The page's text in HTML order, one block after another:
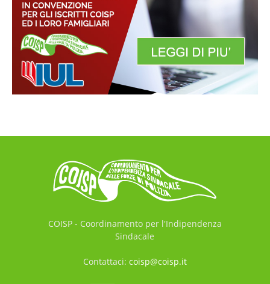
COISP - Coordinamento per l'Indipendenza
Sindacale
Contattaci: coisp@coisp.it